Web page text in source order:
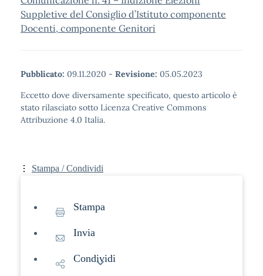
Suppletive del Consiglio d’Istituto componente
Docenti, componente Genitori
Pubblicato: 09.11.2020 - Revisione: 05.05.2023
Eccetto dove diversamente specificato, questo articolo è
stato rilasciato sotto Licenza Creative Commons
Attribuzione 4.0 Italia.
Stampa / Condividi
Stampa
Invia
Condividi